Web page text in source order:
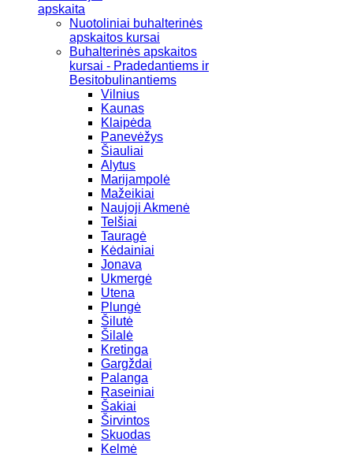
apskaita
Nuotoliniai buhalterinės
apskaitos kursai
Buhalterinės apskaitos
kursai - Pradedantiems ir
Besitobulinantiems
Vilnius
Kaunas
Klaipėda
Panevėžys
Šiauliai
Alytus
Marijampolė
Mažeikiai
Naujoji Akmenė
Telšiai
Tauragė
Kėdainiai
Jonava
Ukmergė
Utena
Plungė
Šilutė
Šilalė
Kretinga
Gargždai
Palanga
Raseiniai
Šakiai
Širvintos
Skuodas
Kelmė